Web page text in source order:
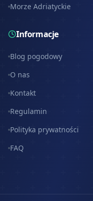
Morze Adriatyckie
Informacje
Blog pogodowy
O nas
Kontakt
Regulamin
Polityka prywatności
FAQ